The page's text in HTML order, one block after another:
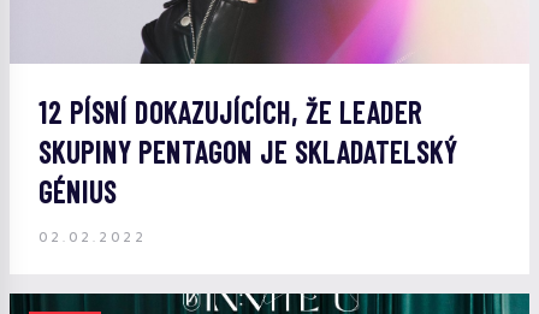
12 PÍSNÍ DOKAZUJÍCÍCH, ŽE LEADER
SKUPINY PENTAGON JE SKLADATELSKÝ
GÉNIUS
02.02.2022